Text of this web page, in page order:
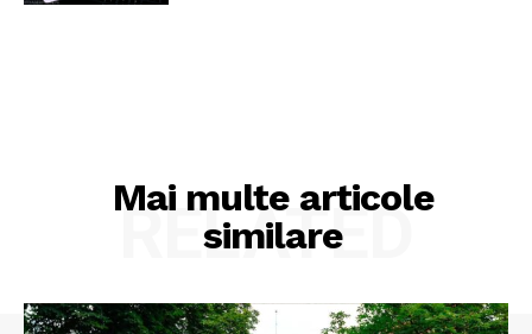
Mai multe articole
similare
RELATED